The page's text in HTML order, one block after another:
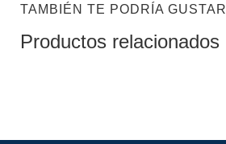
TAMBIÉN TE PODRÍA GUSTAR
Productos relacionados